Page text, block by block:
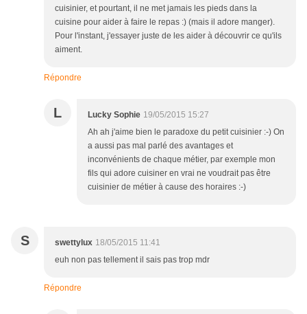
cuisinier, et pourtant, il ne met jamais les pieds dans la
cuisine pour aider à faire le repas :) (mais il adore manger).
Pour l'instant, j'essayer juste de les aider à découvrir ce qu'ils
aiment.
Répondre
L Lucky Sophie 19/05/2015 15:27
Ah ah j'aime bien le paradoxe du petit cuisinier :-) On
a aussi pas mal parlé des avantages et
inconvénients de chaque métier, par exemple mon
fils qui adore cuisiner en vrai ne voudrait pas être
cuisinier de métier à cause des horaires :-)
S swettylux 18/05/2015 11:41
euh non pas tellement il sais pas trop mdr
Répondre